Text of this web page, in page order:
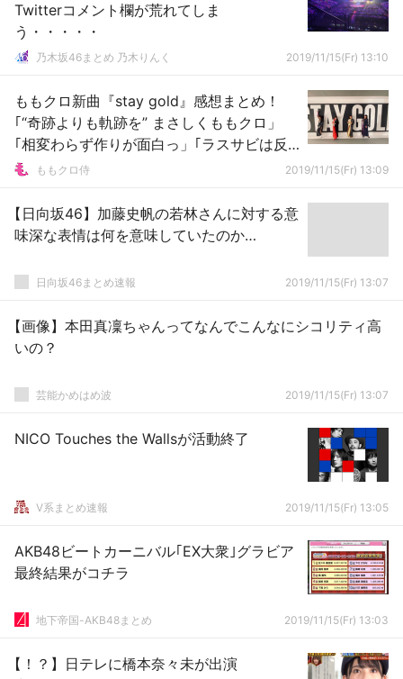
Twitterコメント欄が荒れてしま
う・・・・・
乃木坂46まとめ 乃木りんく 2019/11/15(Fr) 13:10
ももクロ新曲『stay gold』感想まとめ！
｢“奇跡よりも軌跡を” まさしくももクロ」
｢相変わらず作りが面白っ」｢ラスサビは反
対になっている錯誤感」
ももクロ侍 2019/11/15(Fr) 13:09
【日向坂46】加藤史帆の若林さんに対する意
味深な表情は何を意味していたのか…
日向坂46まとめ速報 2019/11/15(Fr) 13:07
【画像】本田真凜ちゃんってなんでこんなにシコリティ高
いの？
芸能かめはめ波 2019/11/15(Fr) 13:07
NICO Touches the Wallsが活動終了
V系まとめ速報 2019/11/15(Fr) 13:05
AKB48ビートカーニバル｢EX大衆｣グラビア
最終結果がコチラ
地下帝国-AKB48まとめ 2019/11/15(Fr) 13:03
【！？】日テレに橋本奈々未が出演